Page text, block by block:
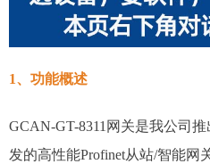
1、功能概述
GCAN-GT-8311网关是我公司
发的高性能Profinet从站/智能网